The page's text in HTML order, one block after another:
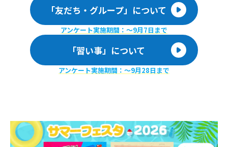
「友だち・グループ」について
アンケート実施期間：〜9月7日まで
「習い事」について
アンケート実施期間：〜9月28日まで